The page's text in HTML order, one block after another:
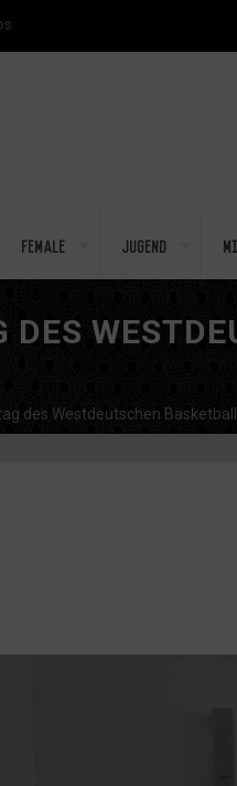
Female Jugend
DES
des Westdeutschen